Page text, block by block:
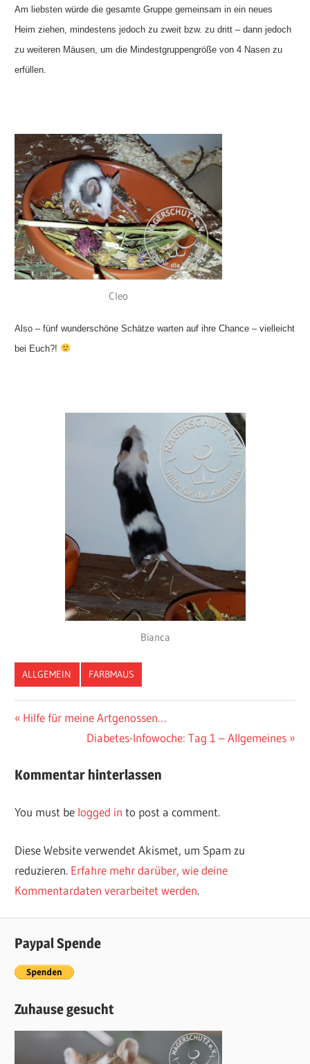
Am liebsten würde die gesamte Gruppe gemeinsam in ein neues
Heim ziehen, mindestens jedoch zu zweit bzw. zu dritt – dann jedoch
zu weiteren Mäusen, um die Mindestgruppengröße von 4 Nasen zu
erfüllen.
Cleo
Also – fünf wunderschöne Schätze warten auf ihre Chance – vielleicht
bei Euch?!
Bianca
ALLGEMEIN FARBMAUS
navigation
Vorheriger
Hilfe für meine Artgenossen…
Nächster
Diabetes-Infowoche: Tag 1 – Allgemeines
Kommentar hinterlassen
You must be logged in to post a comment.
Diese Website verwendet Akismet, um Spam zu
reduzieren. Erfahre mehr darüber, wie deine
Kommentardaten verarbeitet werden.
Paypal Spende
Zuhause gesucht